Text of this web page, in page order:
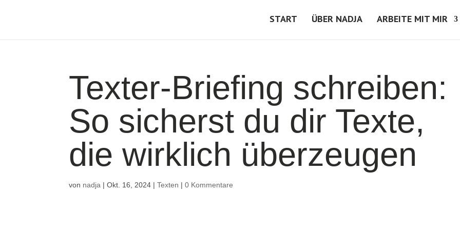
START ÜBER NADJA ARBEITE MIT MIR
Texter-Briefing schreiben:
So sicherst du dir Texte,
die wirklich überzeugen
von nadja |Okt. 16, 2024 |Texten |0 Kommentare